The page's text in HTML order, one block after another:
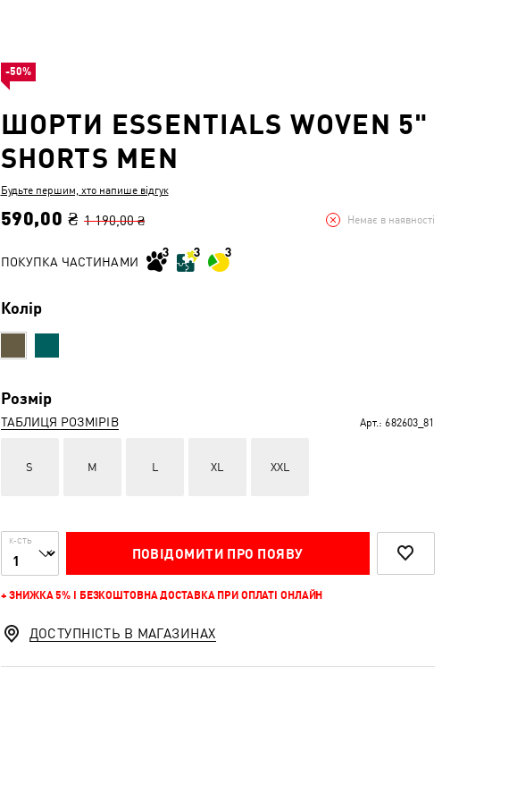
ШОРТИ ESSENTIALS WOVEN 5"
SHORTS MEN
Будьте першим, хто напише відгук
590,00 ₴ 1 190,00 ₴ Немає в наявності
ПОКУПКА ЧАСТИНАМИ
Колір
Розмір
ТАБЛИЦЯ РОЗМІРІВ Арт.: 682603_81
S M L XL XXL
К-СТЬ
ПОВІДОМИТИ ПРО ПОЯВУ
+ ЗНИЖКА 5% І БЕЗКОШТОВНА ДОСТАВКА ПРИ ОПЛАТІ ОНЛАЙН
-50%
ДОСТУПНІСТЬ В МАГАЗИНАХ